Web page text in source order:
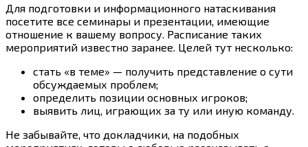
Для подготовки и информационного натаскивания
посетите все семинары и презентации, имеющие
отношение к вашему вопросу. Расписание таких
мероприятий известно заранее. Целей тут несколько:
стать «в теме» — получить представление о сути
обсуждаемых проблем;
определить позиции основных игроков;
выявить лиц, играющих за ту или иную команду.
Не забывайте, что докладчики, на подобных